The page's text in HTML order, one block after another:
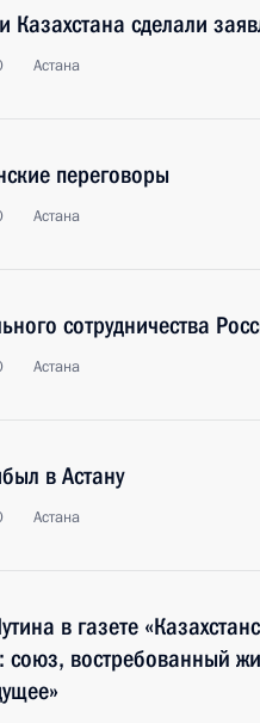
Казахстана сделали
Астана
переговоры
Астана
сотрудничества
Астана
в Астану
Астана
в газете
союз, востребованный